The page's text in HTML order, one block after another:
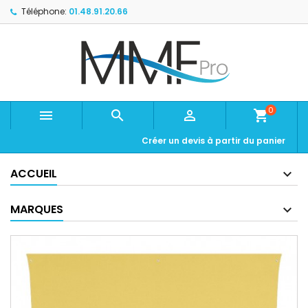
Téléphone: 01.48.91.20.66
   shopping_cart0
Créer un devis à partir du panier
ACCUEIL
MARQUES